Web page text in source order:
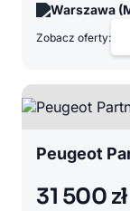
Warszawa
Zobacz oferty:
Peugeot
31 500 zł